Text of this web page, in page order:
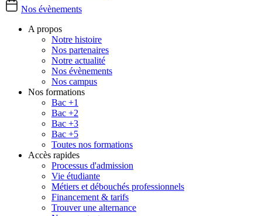
Nos évènements
A propos
Notre histoire
Nos partenaires
Notre actualité
Nos évènements
Nos campus
Nos formations
Bac +1
Bac +2
Bac +3
Bac +5
Toutes nos formations
Accès rapides
Processus d'admission
Vie étudiante
Métiers et débouchés professionnels
Financement & tarifs
Trouver une alternance